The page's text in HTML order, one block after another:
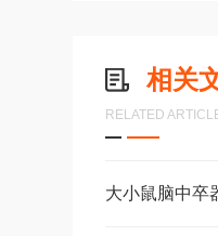
相关
RELATED